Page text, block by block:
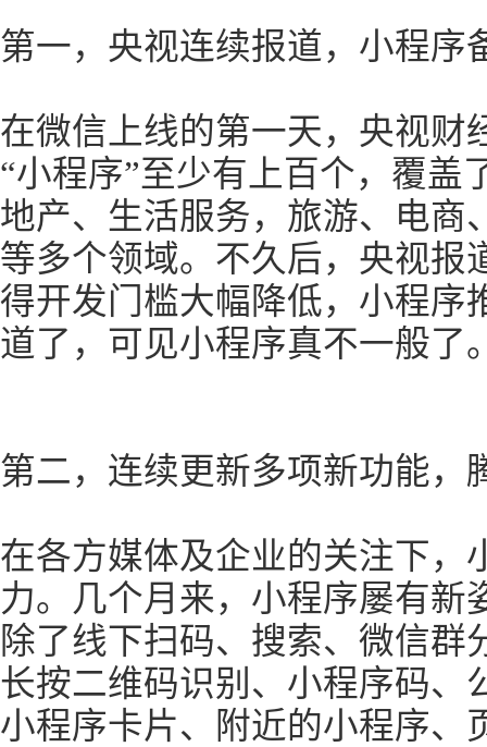
第一，央视连续报道，小程序
在微信上线的第一天，央视财
“小程序”至少有上百个，覆盖
地产、生活服务，旅游、电商
等多个领域。不久后，央视报
得开发门槛大幅降低，小程序
道了，可见小程序真不一般了
第二，连续更新多项新功能，
在各方媒体及企业的关注下，
力。几个月来，小程序屡有新
除了线下扫码、搜索、微信群
长按二维码识别、小程序码、
小程序卡片、附近的小程序、